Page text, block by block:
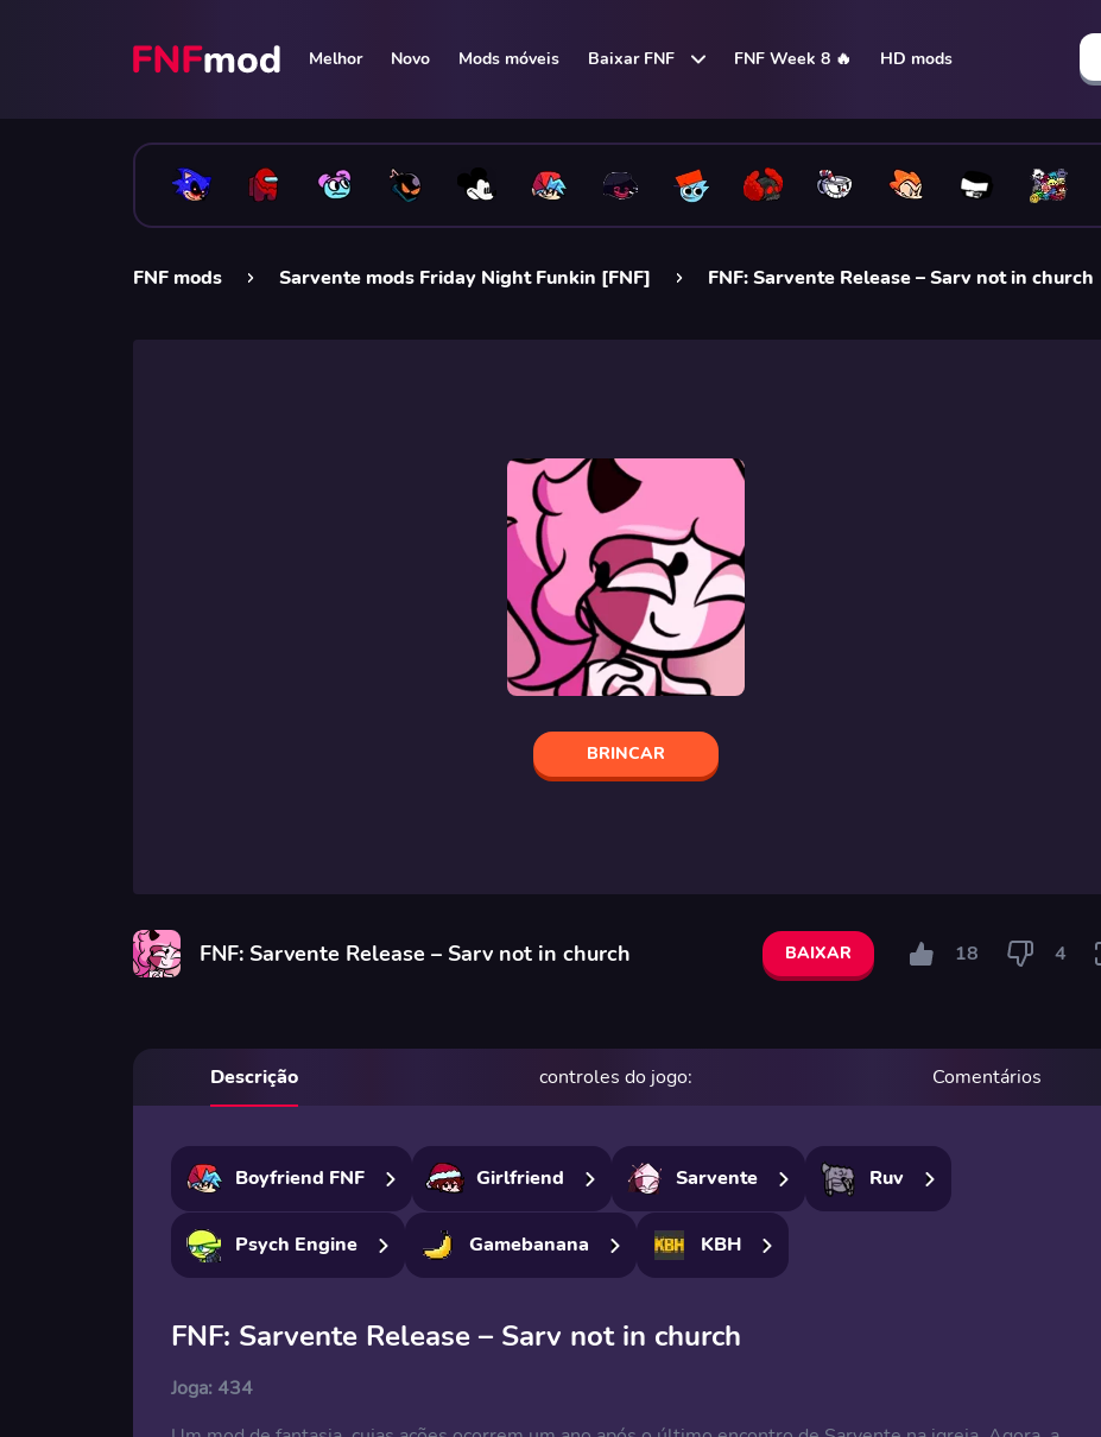
Melhor Novo Mods móveis Baixar FNF FNF Week 8 🔥 HD mods
FNF mods Sarvente mods Friday Night Funkin [FNF] FNF: Sarvente Release – Sarv not in church
BRINCAR
FNF: Sarvente Release – Sarv not in church BAIXAR 18 4
Descrição controles do jogo: Comentários
Boyfriend FNF Girlfriend Sarvente Ruv
Psych Engine Gamebanana KBH
FNF: Sarvente Release – Sarv not in church
Joga: 434